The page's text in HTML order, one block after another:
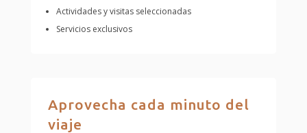
Actividades y visitas seleccionadas
Servicios exclusivos
Aprovecha cada minuto del
viaje